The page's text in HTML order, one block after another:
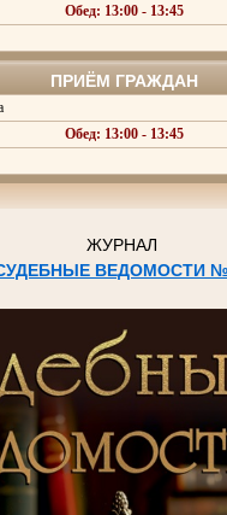
Обед: 13:00 - 13:45
ПРИЁМ ГРАЖДАН
Обед: 13:00 - 13:45
ЖУРНАЛ
ВЕДОМОСТИ №